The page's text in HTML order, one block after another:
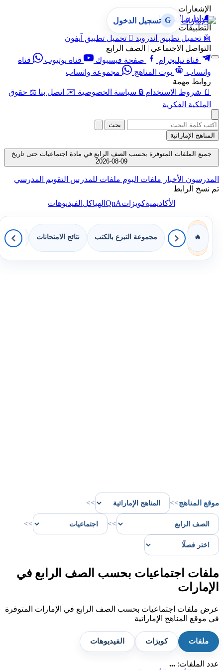
الإشعارات
🔔 إدارة الإشعارات
التطبيقات
🤖 تحميل تطبيق أندرويد  تحميل تطبيق آيفون
التواصل الاجتماعي | الصف الرابع
قناة تيليجرام
صفحة فيسبوك قناة يوتيوب
قناة
واتساب
بوت المناهج
مجموعة واتساب
روابط مهمة
📄 شروط الاستخدام 🔒 سياسة الخصوصية ✉️ اتصل بنا ⚖️ حقوق
الملكية الفكرية
G تسجيل الدخول
بحث
المناهج الإماراتية
جميع الملفات المتوفرة بحسب الصف الرابع في مادة اجتماعيات حتى تاريخ
09-08-2026
المدرسون الأخبار ملفات اليوم ملفات للمدرس التقويم المدرسي
تم نسخ الرابط
الأكاديميةكويزاتQnAالهياكلالفيديوهات
🔥 مجموعة التبرع بالكتب نتائج الامتحانات
موقع المناهج>>
>>
>>
>>
ملفات اجتماعيات بحسب الصف الرابع في
الإمارات
عرض ملفات اجتماعيات بحسب الصف الرابع في الإمارات المتوفرة
في موقع المناهج الإماراتية
ملفات كويزات الفيديوهات
عدد الملفات: ...